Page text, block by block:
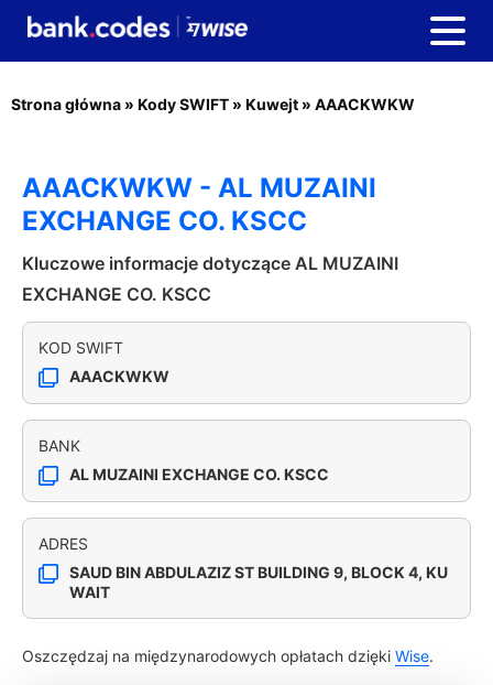
Strona główna » Kody SWIFT » Kuwejt » AAACKWKW
AAACKWKW - AL MUZAINI
EXCHANGE CO. KSCC
Kluczowe informacje dotyczące AL MUZAINI
EXCHANGE CO. KSCC
KOD SWIFT
AAACKWKW
BANK
AL MUZAINI EXCHANGE CO. KSCC
ADRES
SAUD BIN ABDULAZIZ ST BUILDING 9, BLOCK 4, KU
WAIT
Oszczędzaj na międzynarodowych opłatach dzięki Wise.